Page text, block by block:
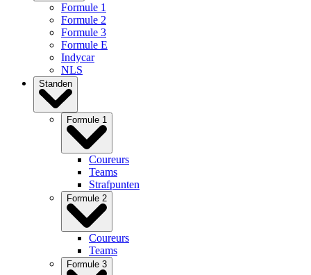
Formule 1
Formule 2
Formule 3
Formule E
Indycar
NLS
Standen
Formule 1
Coureurs
Teams
Strafpunten
Formule 2
Coureurs
Teams
Formule 3